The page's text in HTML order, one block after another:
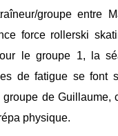
groupe entre
force rollerski
le groupe 1, la
de fatigue se font
groupe de Guillaume,
physique.